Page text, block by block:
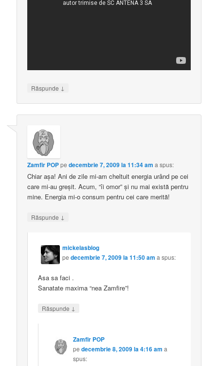
Răspunde ↓
Zamfir POPpedecembrie 7, 2009 la 11:34 am a spus:
Chiar aşa! Ani de zile mi-am cheltuit energia urând pe cei
care mi-au greşit. Acum, “îi omor” şi nu mai există pentru
mine. Energia mi-o consum pentru cei care merită!
Răspunde ↓
mickelasblog
pedecembrie 7, 2009 la 11:50 am a spus:
Asa sa faci .
Sanatate maxima “nea Zamfire”!
Răspunde ↓
Zamfir POP
pedecembrie 8, 2009 la 4:16 am a
spus: